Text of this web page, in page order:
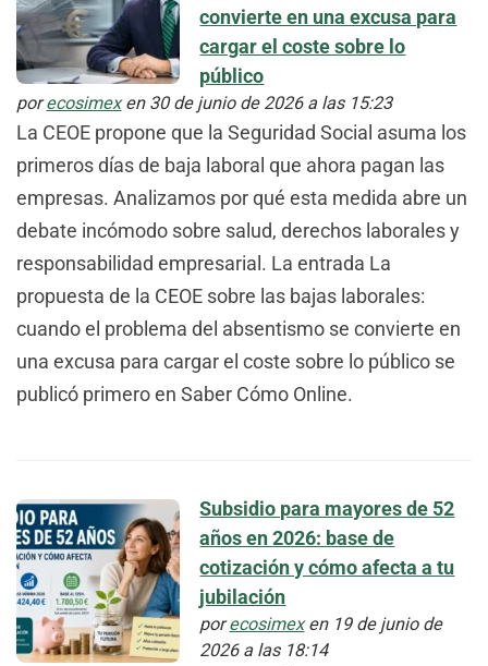
convierte en una excusa para
cargar el coste sobre lo
público
porecosimexen 30 de junio de 2026 a las 15:23
La CEOE propone que la Seguridad Social asuma los
primeros días de baja laboral que ahora pagan las
empresas. Analizamos por qué esta medida abre un
debate incómodo sobre salud, derechos laborales y
responsabilidad empresarial. La entrada La
propuesta de la CEOE sobre las bajas laborales:
cuando el problema del absentismo se convierte en
una excusa para cargar el coste sobre lo público se
publicó primero en Saber Cómo Online.
Subsidio para mayores de 52
años en 2026: base de
cotización y cómo afecta a tu
jubilación
porecosimexen 19 de junio de
2026 a las 18:14